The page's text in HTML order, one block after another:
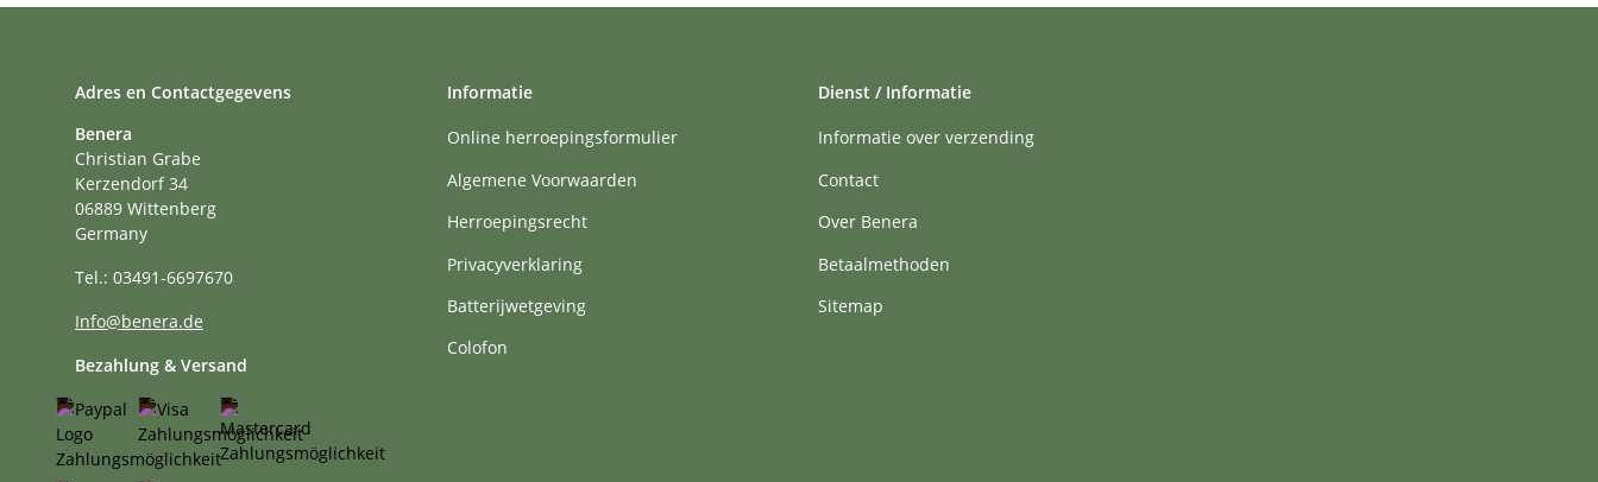
Adres en Contactgegevens
Benera
Christian Grabe
Kerzendorf 34
06889 Wittenberg
Germany
Tel.: 03491-6697670
Info@benera.de
Bezahlung & Versand
Informatie
Online herroepingsformulier
Algemene Voorwaarden
Herroepingsrecht
Privacyverklaring
Batterijwetgeving
Colofon
Dienst / Informatie
Informatie over verzending
Contact
Over Benera
Betaalmethoden
Sitemap